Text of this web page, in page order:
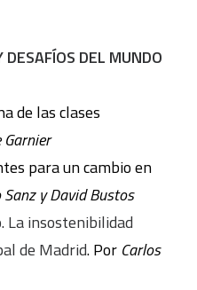
DEL MUNDO
de las clases
Garnier
para un cambio en
y David Bustos
La insostenibilidad
de Madrid. Por Carlos